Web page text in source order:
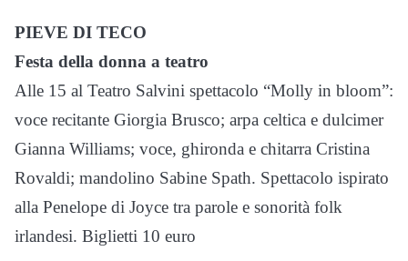
PIEVE DI TECO
Festa della donna a teatro
Alle 15 al Teatro Salvini spettacolo “Molly in bloom”:
voce recitante Giorgia Brusco; arpa celtica e dulcimer
Gianna Williams; voce, ghironda e chitarra Cristina
Rovaldi; mandolino Sabine Spath. Spettacolo ispirato
alla Penelope di Joyce tra parole e sonorità folk
irlandesi. Biglietti 10 euro